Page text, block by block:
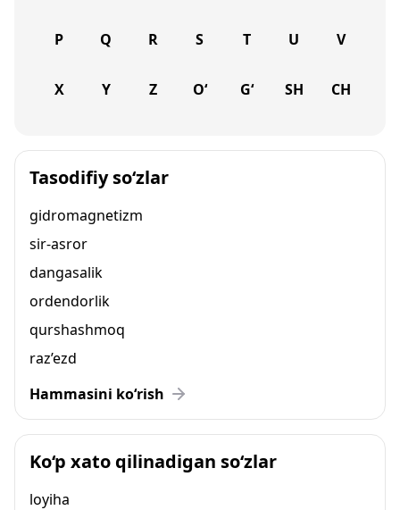
P Q R S T U V
X Y Z O‘ G‘ SH CH
Tasodifiy so‘zlar
gidromagnetizm
sir-asror
dangasalik
ordendorlik
qurshashmoq
raz’ezd
Hammasini ko‘rish
Ko‘p xato qilinadigan so‘zlar
loyiha